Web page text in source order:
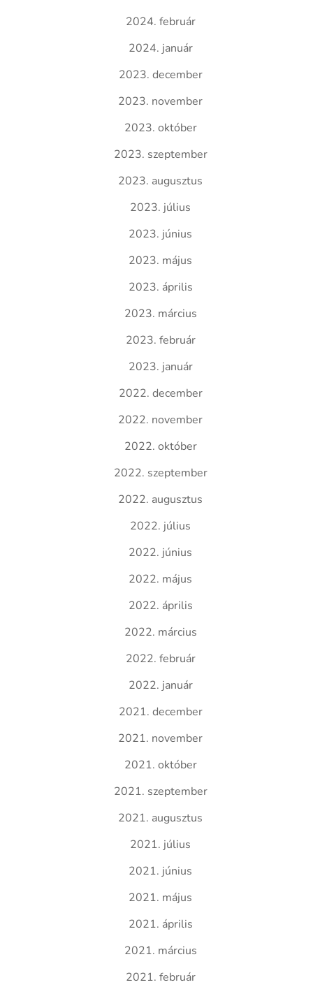
2024. február
2024. január
2023. december
2023. november
2023. október
2023. szeptember
2023. augusztus
2023. július
2023. június
2023. május
2023. április
2023. március
2023. február
2023. január
2022. december
2022. november
2022. október
2022. szeptember
2022. augusztus
2022. július
2022. június
2022. május
2022. április
2022. március
2022. február
2022. január
2021. december
2021. november
2021. október
2021. szeptember
2021. augusztus
2021. július
2021. június
2021. május
2021. április
2021. március
2021. február